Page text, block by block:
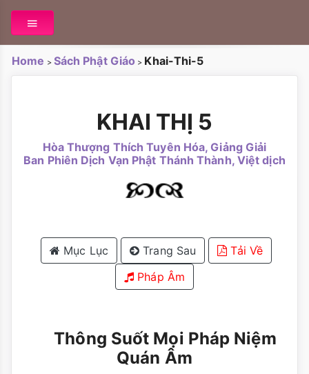
Home > Sách Phật Giáo > Khai-Thi-5
KHAI THỊ 5
Hòa Thượng Thích Tuyên Hóa, Giảng Giải
Ban Phiên Dịch Vạn Phật Thánh Thành, Việt dịch
Mục Lục Trang Sau
Tải Về
Pháp Âm
Thông Suốt Mọi Pháp Niệm
Quán Âm